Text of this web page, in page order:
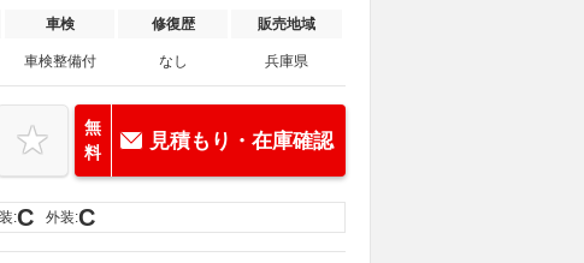
車検 修復歴 販売地域
車検整備付 なし 兵庫県
無
料
見積もり・在庫確認
:C 外装:C